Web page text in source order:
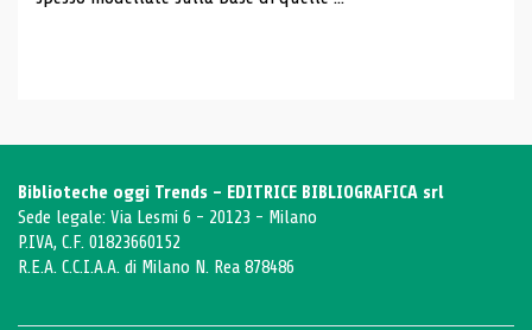
Biblioteche oggi Trends - EDITRICE BIBLIOGRAFICA srl
Sede legale: Via Lesmi 6 - 20123 - Milano
P.IVA, C.F. 01823660152
R.E.A. C.C.I.A.A. di Milano N. Rea 878486